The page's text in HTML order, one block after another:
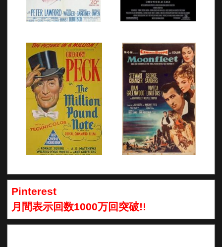
Pinterest
月間表示回数1000万回突破!!